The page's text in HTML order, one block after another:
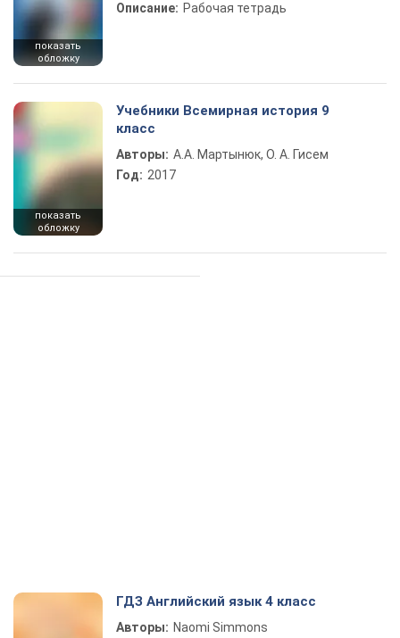
показать
обложку
Описание: Рабочая тетрадь
показать
обложку
Учебники Всемирная история 9
класс
Авторы: А.А. Мартынюк, О. А. Гисем
Год: 2017
ГДЗ Английский язык 4 класс
Авторы: Naomi Simmons